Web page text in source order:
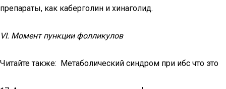
препараты, как каберголин и хинаголид.
VI. Момент пункции фолликулов
Читайте также: Метаболический синдром при ибс что это